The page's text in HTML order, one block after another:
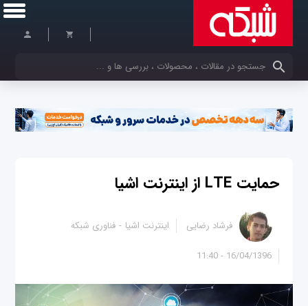
کلمات کلیدی خود را وارد کنید
حمایت LTE از اینترنت اشیا
16/04/1396 - 11:40
فرشاد رضایی اینترنت اشیا فناوری شبکه